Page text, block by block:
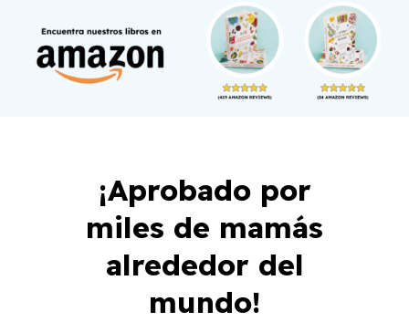
¡Aprobado por
miles de mamás
alrededor del
mundo!